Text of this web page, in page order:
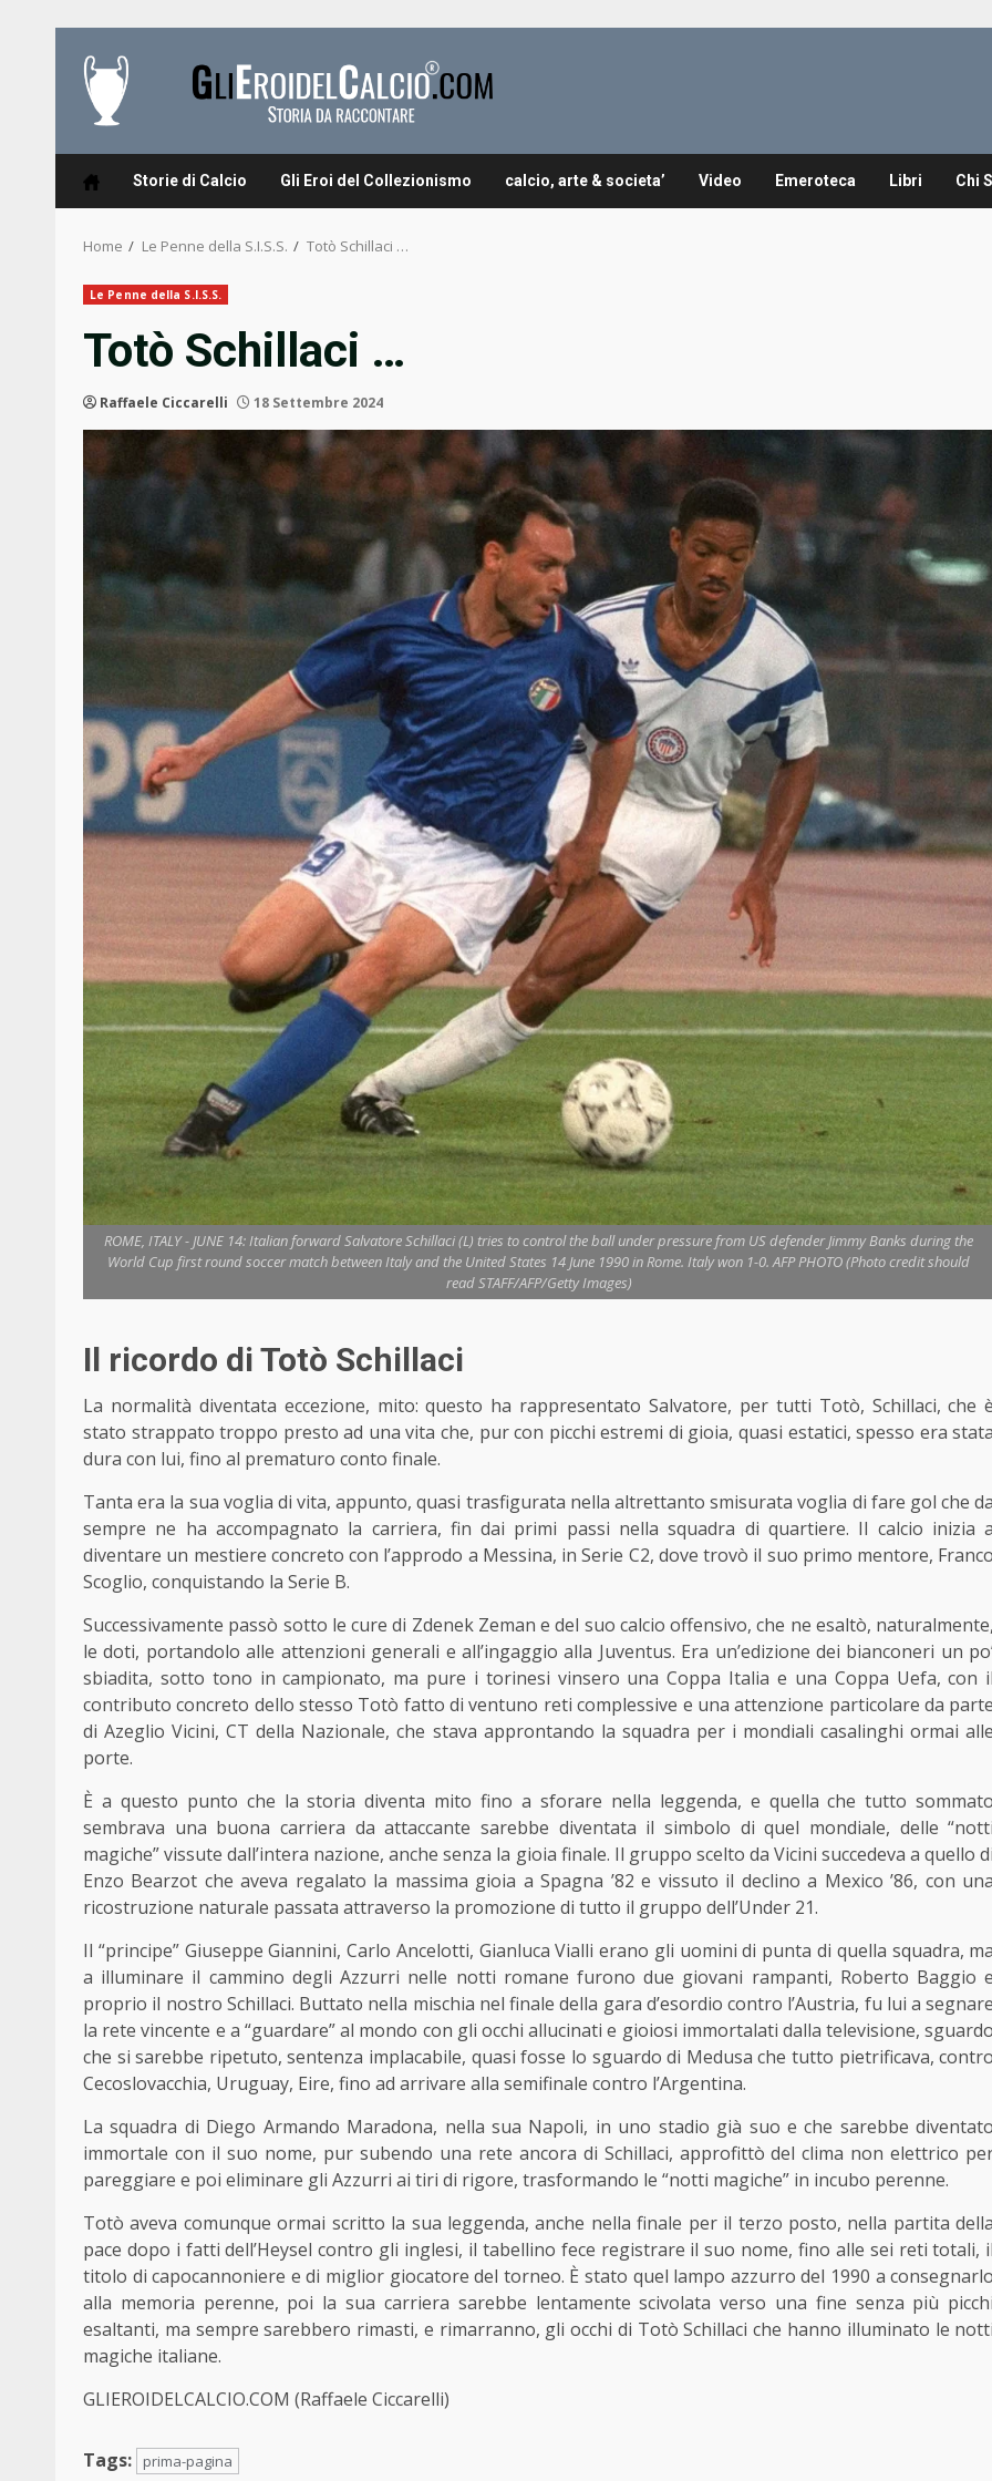
content
Storie di Calcio Gli Eroi del Collezionismo calcio, arte & societa’ Video Emeroteca Libri Chi
Home Le Penne della S.I.S.S. Totò Schillaci …
Le Penne della S.I.S.S.
Totò Schillaci …
Raffaele Ciccarelli 18 Settembre 2024
ROME, ITALY - JUNE 14: Italian forward Salvatore Schillaci (L) tries to control the ball under pressure from US defender Jimmy Banks during the
World Cup first round soccer match between Italy and the United States 14 June 1990 in Rome. Italy won 1-0. AFP PHOTO (Photo credit should
read STAFF/AFP/Getty Images)
Il ricordo di Totò Schillaci
La normalità diventata eccezione, mito: questo ha rappresentato Salvatore, per tutti Totò, Schillaci, che
stato strappato troppo presto ad una vita che, pur con picchi estremi di gioia, quasi estatici, spesso era
dura con lui, fino al prematuro conto finale.
Tanta era la sua voglia di vita, appunto, quasi trasfigurata nella altrettanto smisurata voglia di fare gol che
sempre ne ha accompagnato la carriera, fin dai primi passi nella squadra di quartiere. Il calcio inizia
diventare un mestiere concreto con l’approdo a Messina, in Serie C2, dove trovò il suo primo mentore,
Scoglio, conquistando la Serie B.
Successivamente passò sotto le cure di Zdenek Zeman e del suo calcio offensivo, che ne esaltò,
le doti, portandolo alle attenzioni generali e all’ingaggio alla Juventus. Era un’edizione dei bianconeri un
sbiadita, sotto tono in campionato, ma pure i torinesi vinsero una Coppa Italia e una Coppa Uefa, con
contributo concreto dello stesso Totò fatto di ventuno reti complessive e una attenzione particolare da
di Azeglio Vicini, CT della Nazionale, che stava approntando la squadra per i mondiali casalinghi ormai
porte.
È a questo punto che la storia diventa mito fino a sforare nella leggenda, e quella che tutto
sembrava una buona carriera da attaccante sarebbe diventata il simbolo di quel mondiale, delle
magiche” vissute dall’intera nazione, anche senza la gioia finale. Il gruppo scelto da Vicini succedeva a quello
Enzo Bearzot che aveva regalato la massima gioia a Spagna ’82 e vissuto il declino a Mexico ’86, con
ricostruzione naturale passata attraverso la promozione di tutto il gruppo dell’Under 21.
Il “principe” Giuseppe Giannini, Carlo Ancelotti, Gianluca Vialli erano gli uomini di punta di quella squadra,
a illuminare il cammino degli Azzurri nelle notti romane furono due giovani rampanti, Roberto Baggio
proprio il nostro Schillaci. Buttato nella mischia nel finale della gara d’esordio contro l’Austria, fu lui a
la rete vincente e a “guardare” al mondo con gli occhi allucinati e gioiosi immortalati dalla televisione,
che si sarebbe ripetuto, sentenza implacabile, quasi fosse lo sguardo di Medusa che tutto pietrificava,
Cecoslovacchia, Uruguay, Eire, fino ad arrivare alla semifinale contro l’Argentina.
La squadra di Diego Armando Maradona, nella sua Napoli, in uno stadio già suo e che sarebbe
immortale con il suo nome, pur subendo una rete ancora di Schillaci, approfittò del clima non elettrico
pareggiare e poi eliminare gli Azzurri ai tiri di rigore, trasformando le “notti magiche” in incubo perenne.
Totò aveva comunque ormai scritto la sua leggenda, anche nella finale per il terzo posto, nella partita
pace dopo i fatti dell’Heysel contro gli inglesi, il tabellino fece registrare il suo nome, fino alle sei reti totali,
titolo di capocannoniere e di miglior giocatore del torneo. È stato quel lampo azzurro del 1990 a
alla memoria perenne, poi la sua carriera sarebbe lentamente scivolata verso una fine senza più
esaltanti, ma sempre sarebbero rimasti, e rimarranno, gli occhi di Totò Schillaci che hanno illuminato le
magiche italiane.
GLIEROIDELCALCIO.COM (Raffaele Ciccarelli)
Tags: prima-pagina